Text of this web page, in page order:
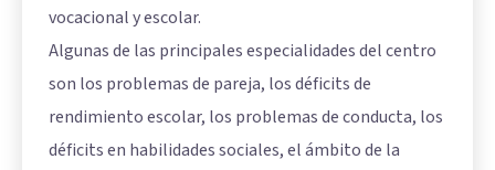
vocacional y escolar.
Algunas de las principales especialidades del centro
son los problemas de pareja, los déficits de
rendimiento escolar, los problemas de conducta, los
déficits en habilidades sociales, el ámbito de la